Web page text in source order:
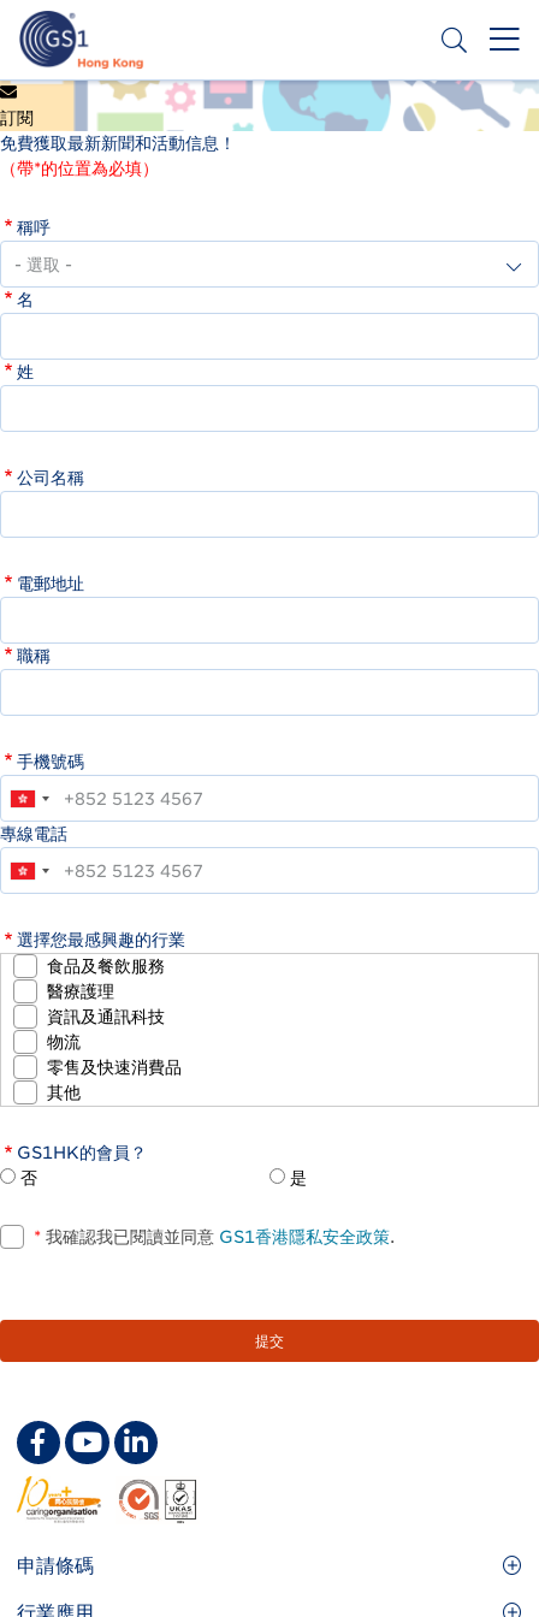
內
容
Header
Top
Second
Menu
申請條碼
訂閱
免費獲取最新新聞和活動信息！
（帶*的位置為必填）
稱呼
名
姓
公司名稱
電郵地址
職稱
手機號碼
專線電話
選擇您最感興趣的行業
食品及餐飲服務
醫療護理
資訊及通訊科技
物流
零售及快速消費品
其他
GS1HK的會員？
否
是
* 我確認我已閱讀並同意 GS1香港隱私安全政策.
Footer
Site
申請條碼
GS1條碼